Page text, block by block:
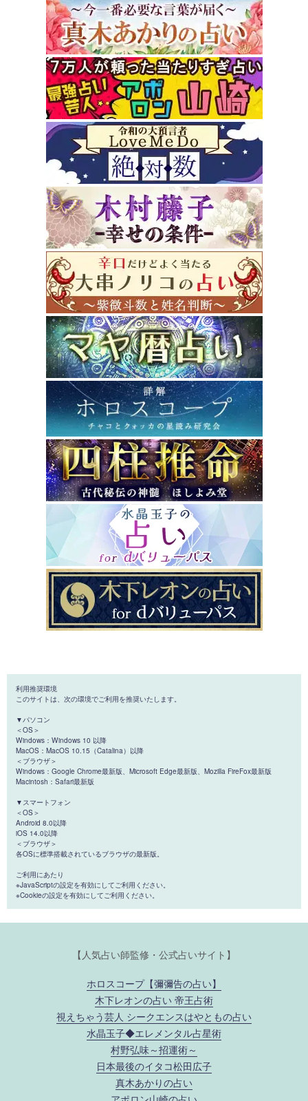
利用推奨環境
このサイトは、次の環境でご利用を推奨いたします。
▼パソコン
＜OS＞
Windows：Windows 10 以降
MacOS：MacOS 10.15（Catalina）以降
＜ブラウザ＞
Windows：Google Chrome最新版、Microsoft Edge最新版、Mozilla FireFox最新版
Macintosh：Safari最新版
▼スマートフォン
＜OS＞
Android 8.0以降
iOS 14.0以降
＜ブラウザ＞
各OSに標準搭載されているブラウザの最新版。
ご利用にあたり
※JavaScriptの設定を有効にしてご利用ください。
※Cookieの設定を有効にしてご利用ください。
【人気占い師監修・公式占いサイト】
ホロスコープ【彌彌告の占い】
木下レオンの占い 帝王占術
視えちゃう芸人 シークエンスはやともの占い
水晶玉子◆エレメンタル占星術
村野弘味～招運術～
日本最後のイタコ松田広子
真木あかりの占い